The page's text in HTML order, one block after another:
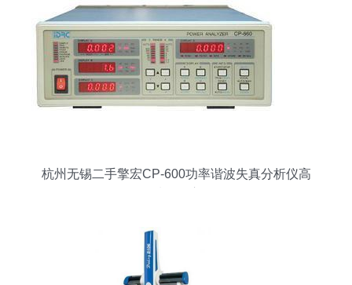
杭州无锡二手擎宏CP-600功率谐波失真分析仪高